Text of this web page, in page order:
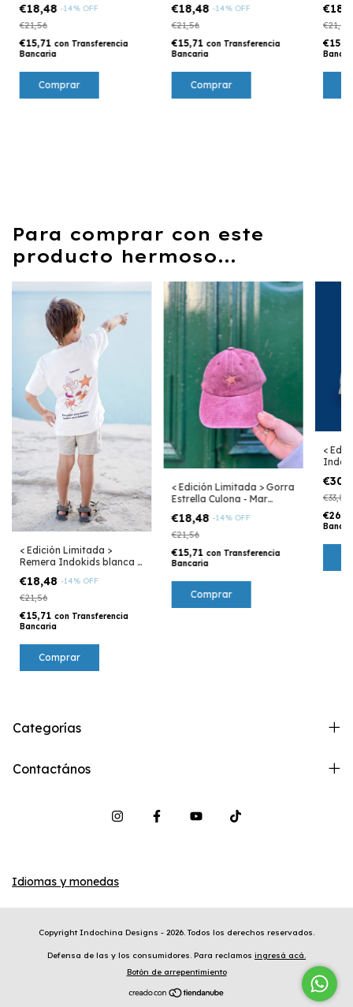
€18,48 -14% OFF
€21,56
€15,71 con Transferencia
Bancaria
€18,48 -14% OFF
€21,56
€15,71 con Transferencia
Bancaria
€21,56
Para comprar con este
producto hermoso...
< Edición Limitada >
Remera Indokids blanca -
€18,48 -14% OFF
€21,56
€15,71 con Transferencia
Bancaria
Comprar
< Edición Limitada > Gorra
Estrella Culona - Mar
€18,48 -14% OFF
€21,56
€15,71 con Transferencia
Bancaria
<
€33,88
Categorías
Contactános
Idiomas y monedas
Copyright Indochina Designs - 2026. Todos los derechos reservados.
Defensa de las y los consumidores. Para reclamos ingresá acá.
Botón de arrepentimiento